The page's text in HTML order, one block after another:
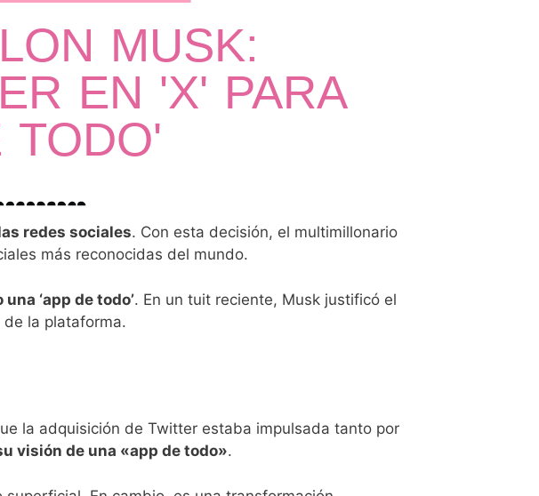
MUSK:
EN 'X' PARA
redes sociales. Con esta decisión, el multimillonario
más reconocidas del mundo.
‘app de todo’. En un tuit reciente, Musk justificó el
la plataforma.
la adquisición de Twitter estaba impulsada tanto por
visión de una «app de todo».